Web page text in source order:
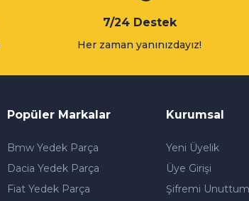
7/24 Destek
Her zaman yanınızdayız!
Popüler Markalar
Bmw Yedek Parça
Dacia Yedek Parça
Fiat Yedek Parça
Kurumsal
Yeni Üyelik
Üye Girişi
Şifremi Unuttum